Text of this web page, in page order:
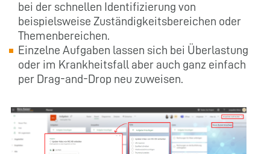
bei der schnellen Identifizierung von
beispielsweise Zuständigkeitsbereichen oder
Themenbereichen.
Einzelne Aufgaben lassen sich bei Überlastung
oder im Krankheitsfall aber auch ganz einfach
per Drag-and-Drop neu zuweisen.